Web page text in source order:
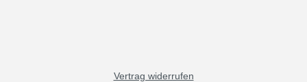
Vertrag widerrufen